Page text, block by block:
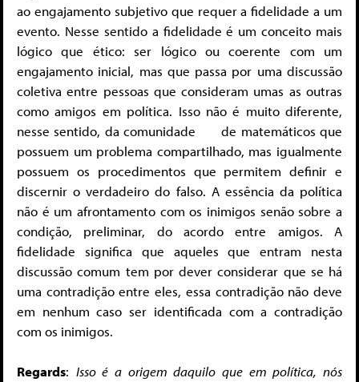
ao engajamento subjetivo que requer a fidelidade a um
evento. Nesse sentido a fidelidade é um conceito mais
lógico que ético: ser lógico ou coerente com um
engajamento inicial, mas que passa por uma discussão
coletiva entre pessoas que consideram umas as outras
como amigos em política. Isso não é muito diferente,
nesse sentido, da comunidade de matemáticos que
possuem um problema compartilhado, mas igualmente
possuem os procedimentos que permitem definir e
discernir o verdadeiro do falso. A essência da política
não é um afrontamento com os inimigos senão sobre a
condição, preliminar, do acordo entre amigos. A
fidelidade significa que aqueles que entram nesta
discussão comum tem por dever considerar que se há
uma contradição entre eles, essa contradição não deve
em nenhum caso ser identificada com a contradição
com os inimigos.
Regards: Isso é a origem daquilo que em política, nós